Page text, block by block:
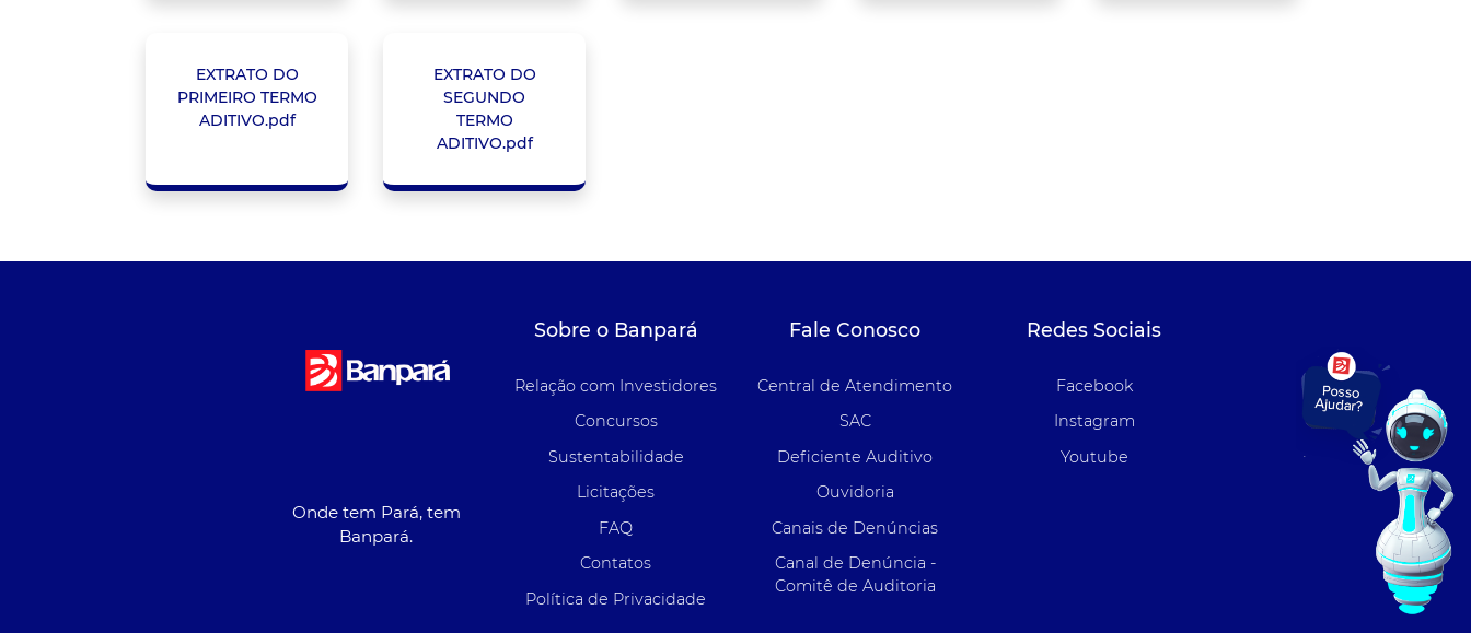
EXTRATO DO
PRIMEIRO TERMO
ADITIVO.pdf
EXTRATO DO
SEGUNDO
TERMO
ADITIVO.pdf
Onde tem Pará, tem
Banpará.
Sobre o Banpará
Relação com Investidores
Concursos
Sustentabilidade
Licitações
FAQ
Contatos
Política de Privacidade
Fale Conosco
Central de Atendimento
SAC
Deficiente Auditivo
Ouvidoria
Canais de Denúncias
Canal de Denúncia -
Comitê de Auditoria
Redes Sociais
Facebook
Instagram
Youtube